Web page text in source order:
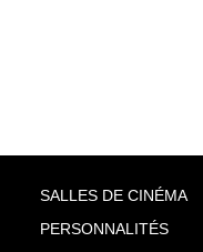
SALLES DE CINÉMA
PERSONNALITÉS